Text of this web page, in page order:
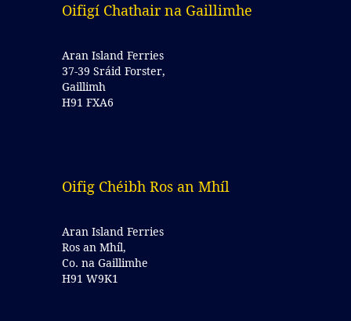
Oifigí Chathair na Gaillimhe
Aran Island Ferries
37-39 Sráid Forster,
Gaillimh
H91 FXA6
Oifig Chéibh Ros an Mhíl
Aran Island Ferries
Ros an Mhíl,
Co. na Gaillimhe
H91 W9K1